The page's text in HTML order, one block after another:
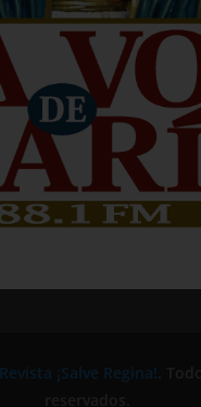
Revista ¡Salve Regina!